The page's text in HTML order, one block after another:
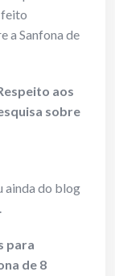
feito
a Sanfona de
aos
sobre
ainda do blog
.
para
de 8